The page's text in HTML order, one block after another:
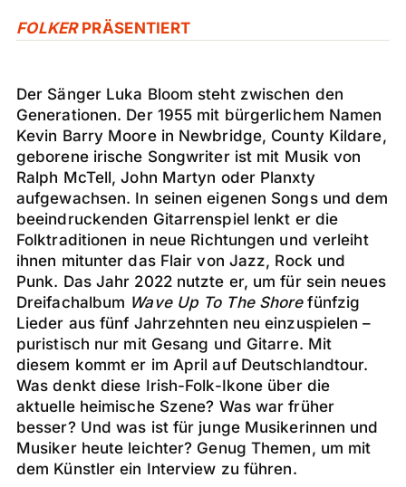
FOLKERPRÄSENTIERT
Der Sänger Luka Bloom steht zwischen den
Generationen. Der 1955 mit bürgerlichem Namen
Kevin Barry Moore in Newbridge, County Kildare,
geborene irische Songwriter ist mit Musik von
Ralph McTell, John Martyn oder Planxty
aufgewachsen. In seinen eigenen Songs und dem
beeindruckenden Gitarrenspiel lenkt er die
Folktraditionen in neue Richtungen und verleiht
ihnen mitunter das Flair von Jazz, Rock und
Punk. Das Jahr 2022 nutzte er, um für sein neues
Dreifachalbum Wave Up To The Shorefünfzig
Lieder aus fünf Jahrzehnten neu einzuspielen –
puristisch nur mit Gesang und Gitarre. Mit
diesem kommt er im April auf Deutschlandtour.
Was denkt diese Irish-Folk-Ikone über die
aktuelle heimische Szene? Was war früher
besser? Und was ist für junge Musikerinnen und
Musiker heute leichter? Genug Themen, um mit
dem Künstler ein Interview zu führen.